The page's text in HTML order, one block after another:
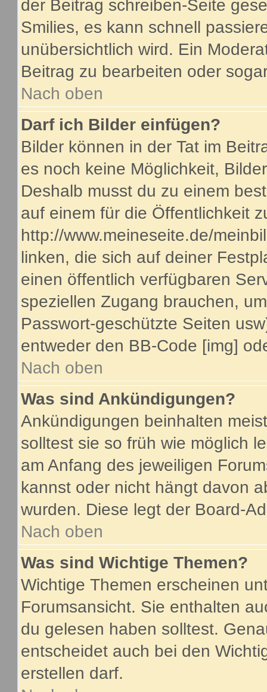
der Beitrag schreiben-Seite
Smilies, es kann schnell
unübersichtlich wird. Ein
Beitrag zu bearbeiten oder
Nach oben
Darf ich Bilder einfügen?
Bilder können in der Tat im
es noch keine Möglichkeit,
Deshalb musst du zu einem
auf einem für die Öffentlichkeit
http://www.meineseite.de/
linken, die sich auf deiner
einen öffentlich verfügbaren
speziellen Zugang brauchen,
Passwort-geschützte Seiten
entweder den BB-Code [img]
Nach oben
Was sind Ankündigungen?
Ankündigungen beinhalten
solltest sie so früh wie möglich
am Anfang des jeweiligen
kannst oder nicht hängt davon
wurden. Diese legt der Board-
Nach oben
Was sind Wichtige Themen?
Wichtige Themen erscheinen
Forumsansicht. Sie enthalten
du gelesen haben solltest.
entscheidet auch bei den
erstellen darf.